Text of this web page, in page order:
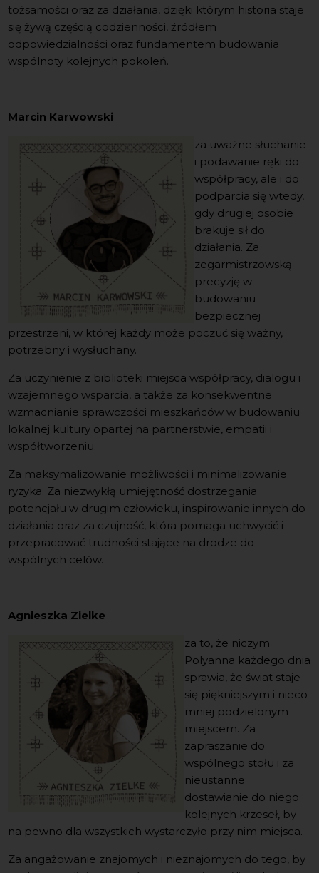
tożsamości oraz za działania, dzięki którym historia staje
się żywą częścią codzienności, źródłem
odpowiedzialności oraz fundamentem budowania
wspólnoty kolejnych pokoleń.
Marcin Karwowski
za uważne słuchanie
i podawanie ręki do
współpracy, ale i do
podparcia się wtedy,
gdy drugiej osobie
brakuje sił do
działania. Za
zegarmistrzowską
precyzję w
budowaniu
bezpiecznej
przestrzeni, w której każdy może poczuć się ważny,
potrzebny i wysłuchany.
Za uczynienie z biblioteki miejsca współpracy, dialogu i
wzajemnego wsparcia, a także za konsekwentne
wzmacnianie sprawczości mieszkańców w budowaniu
lokalnej kultury opartej na partnerstwie, empatii i
współtworzeniu.
Za maksymalizowanie możliwości i minimalizowanie
ryzyka. Za niezwykłą umiejętność dostrzegania
potencjału w drugim człowieku, inspirowanie innych do
działania oraz za czujność, która pomaga uchwycić i
przepracować trudności stające na drodze do
wspólnych celów.
Agnieszka Zielke
za to, że niczym
Polyanna każdego dnia
sprawia, że świat staje
się piękniejszym i nieco
mniej podzielonym
miejscem. Za
zapraszanie do
wspólnego stołu i za
nieustanne
dostawianie do niego
kolejnych krzeseł, by
na pewno dla wszystkich wystarczyło przy nim miejsca.
Za angażowanie znajomych i nieznajomych do tego, by